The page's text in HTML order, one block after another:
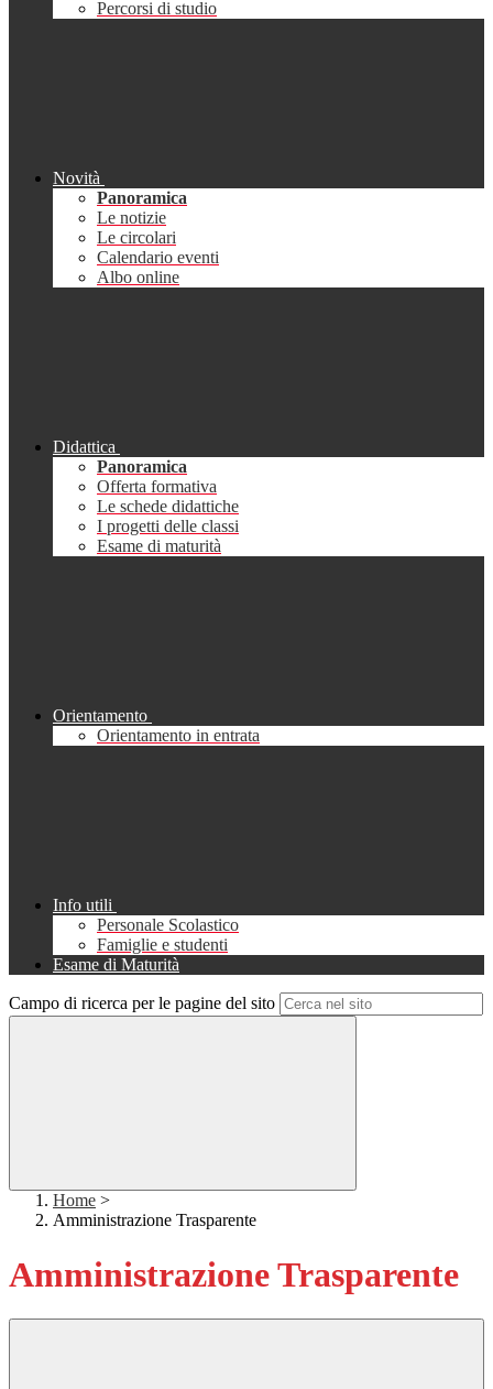
Percorsi di studio
Novità
Panoramica
Le notizie
Le circolari
Calendario eventi
Albo online
Didattica
Panoramica
Offerta formativa
Le schede didattiche
I progetti delle classi
Esame di maturità
Orientamento
Orientamento in entrata
Info utili
Personale Scolastico
Famiglie e studenti
Esame di Maturità
Campo di ricerca per le pagine del sito
Home >
Amministrazione Trasparente
Amministrazione Trasparente